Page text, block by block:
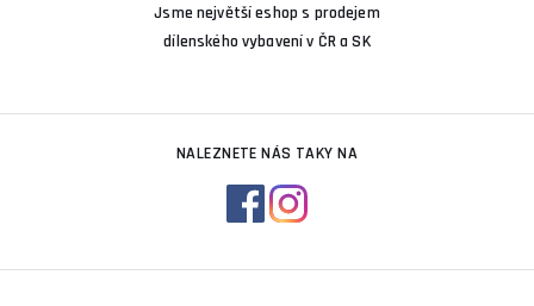
Jsme největší eshop s prodejem
dílenského vybavení v ČR a SK
NALEZNETE NÁS TAKY NA